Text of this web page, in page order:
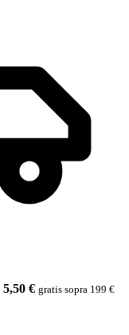
5,50 € gratis sopra 199 €